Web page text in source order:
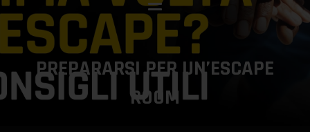
PREPARARSI PER UN’ESCAPE
ROOM